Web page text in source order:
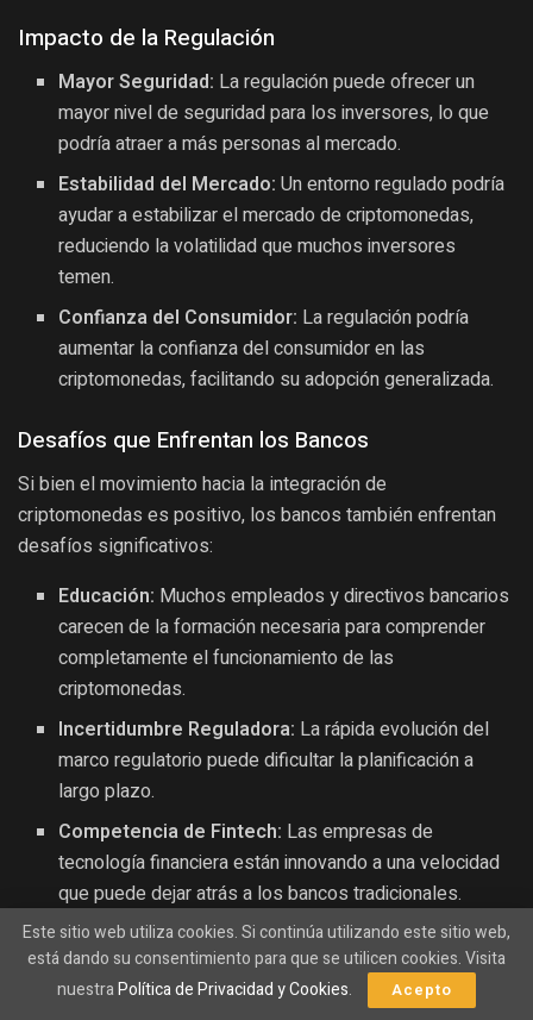
Impacto de la Regulación
Mayor Seguridad: La regulación puede ofrecer un
mayor nivel de seguridad para los inversores, lo que
podría atraer a más personas al mercado.
Estabilidad del Mercado: Un entorno regulado podría
ayudar a estabilizar el mercado de criptomonedas,
reduciendo la volatilidad que muchos inversores
temen.
Confianza del Consumidor: La regulación podría
aumentar la confianza del consumidor en las
criptomonedas, facilitando su adopción generalizada.
Desafíos que Enfrentan los Bancos
Si bien el movimiento hacia la integración de
criptomonedas es positivo, los bancos también enfrentan
desafíos significativos:
Educación: Muchos empleados y directivos bancarios
carecen de la formación necesaria para comprender
completamente el funcionamiento de las
criptomonedas.
Incertidumbre Reguladora: La rápida evolución del
marco regulatorio puede dificultar la planificación a
largo plazo.
Competencia de Fintech: Las empresas de
tecnología financiera están innovando a una velocidad
que puede dejar atrás a los bancos tradicionales.
El Futuro de las Criptomonedas y los Bancos
El futuro parece prometedor para la integración de las
Este sitio web utiliza cookies. Si continúa utilizando este sitio web,
está dando su consentimiento para que se utilicen cookies. Visita
nuestraPolítica de Privacidad y Cookies. Acepto